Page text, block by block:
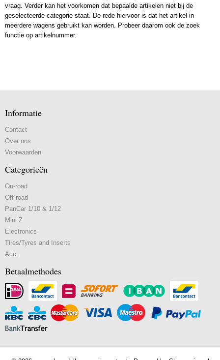
vraag. Verder kan het voorkomen dat bepaalde artikelen niet bij de
geselecteerde categorie staat. De rede hiervoor is dat het artikel in
meerdere wagens gebruikt kan worden. Probeer daarom ook de zoek
functie op artikelnummer.
Informatie
Contact
Over ons
Voorwaarden
Categorieën
On-road
Off-road
PanCar 1/10 & 1/12
Mini Z
Electronics
Tires/Tyres and Inserts
Acc.
Betaalmethodes